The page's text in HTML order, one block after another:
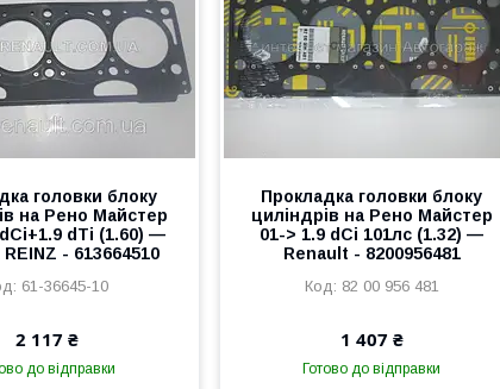
головки блоку
на Рено Майстер
dTi (1.60) —
REINZ - 613664510
61-36645-10
2 117 ₴
до відправки
Прокладка головки блоку
циліндрів на Рено Майстер
01-> 1.9 dCi 101лс (1.32) —
Renault - 8200956481
82 00 956 481
1 407 ₴
Готово до відправки